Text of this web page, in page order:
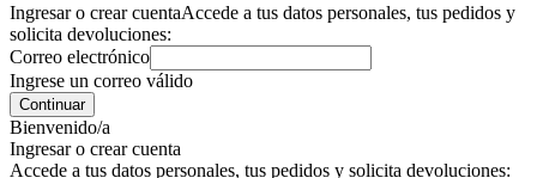
Ingresar o crear cuentaAccede a tus datos personales, tus pedidos y
solicita devoluciones:
Correo electrónico
Ingrese un correo válido
Continuar
Bienvenido/a
Ingresar o crear cuenta
Accede a tus datos personales, tus pedidos y solicita devoluciones: